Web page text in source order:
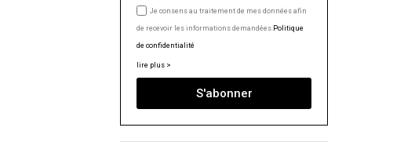
Je consens au traitement de mes données afin
de recevoir les informations demandées.Politique
de confidentialité
lire plus >
S'abonner